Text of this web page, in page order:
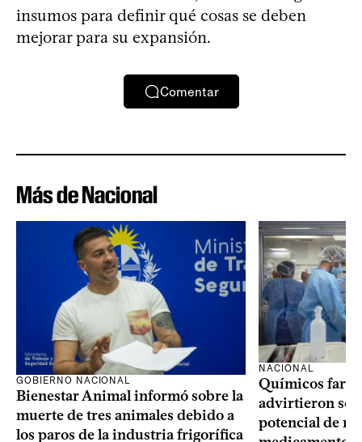
insumos para definir qué cosas se deben
mejorar para su expansión.
Comentar
Más de Nacional
GOBIERNO NACIONAL
Bienestar Animal informó sobre la
muerte de tres animales debido a
los paros de la industria frigorífica
NACIONAL
Químicos
advirtieron
potencial de